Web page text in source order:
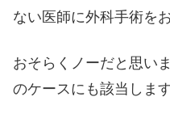
ない医師に外科手術を
おそらくノーだと思い
のケースにも該当します